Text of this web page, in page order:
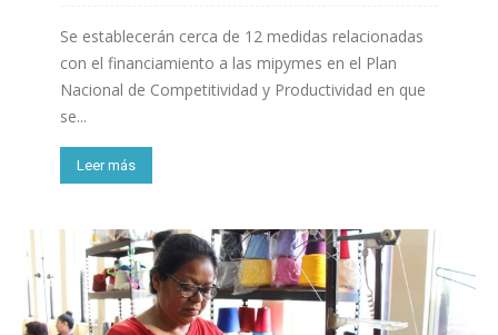
Se establecerán cerca de 12 medidas relacionadas
con el financiamiento a las mipymes en el Plan
Nacional de Competitividad y Productividad en que
se...
Leer más